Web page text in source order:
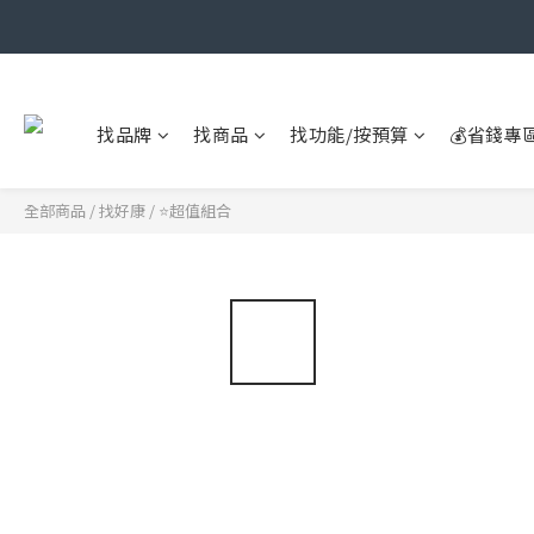
找品牌 找商品 找功能/按預算 💰省錢專
全部商品 /找好康 / ⭐超值組合